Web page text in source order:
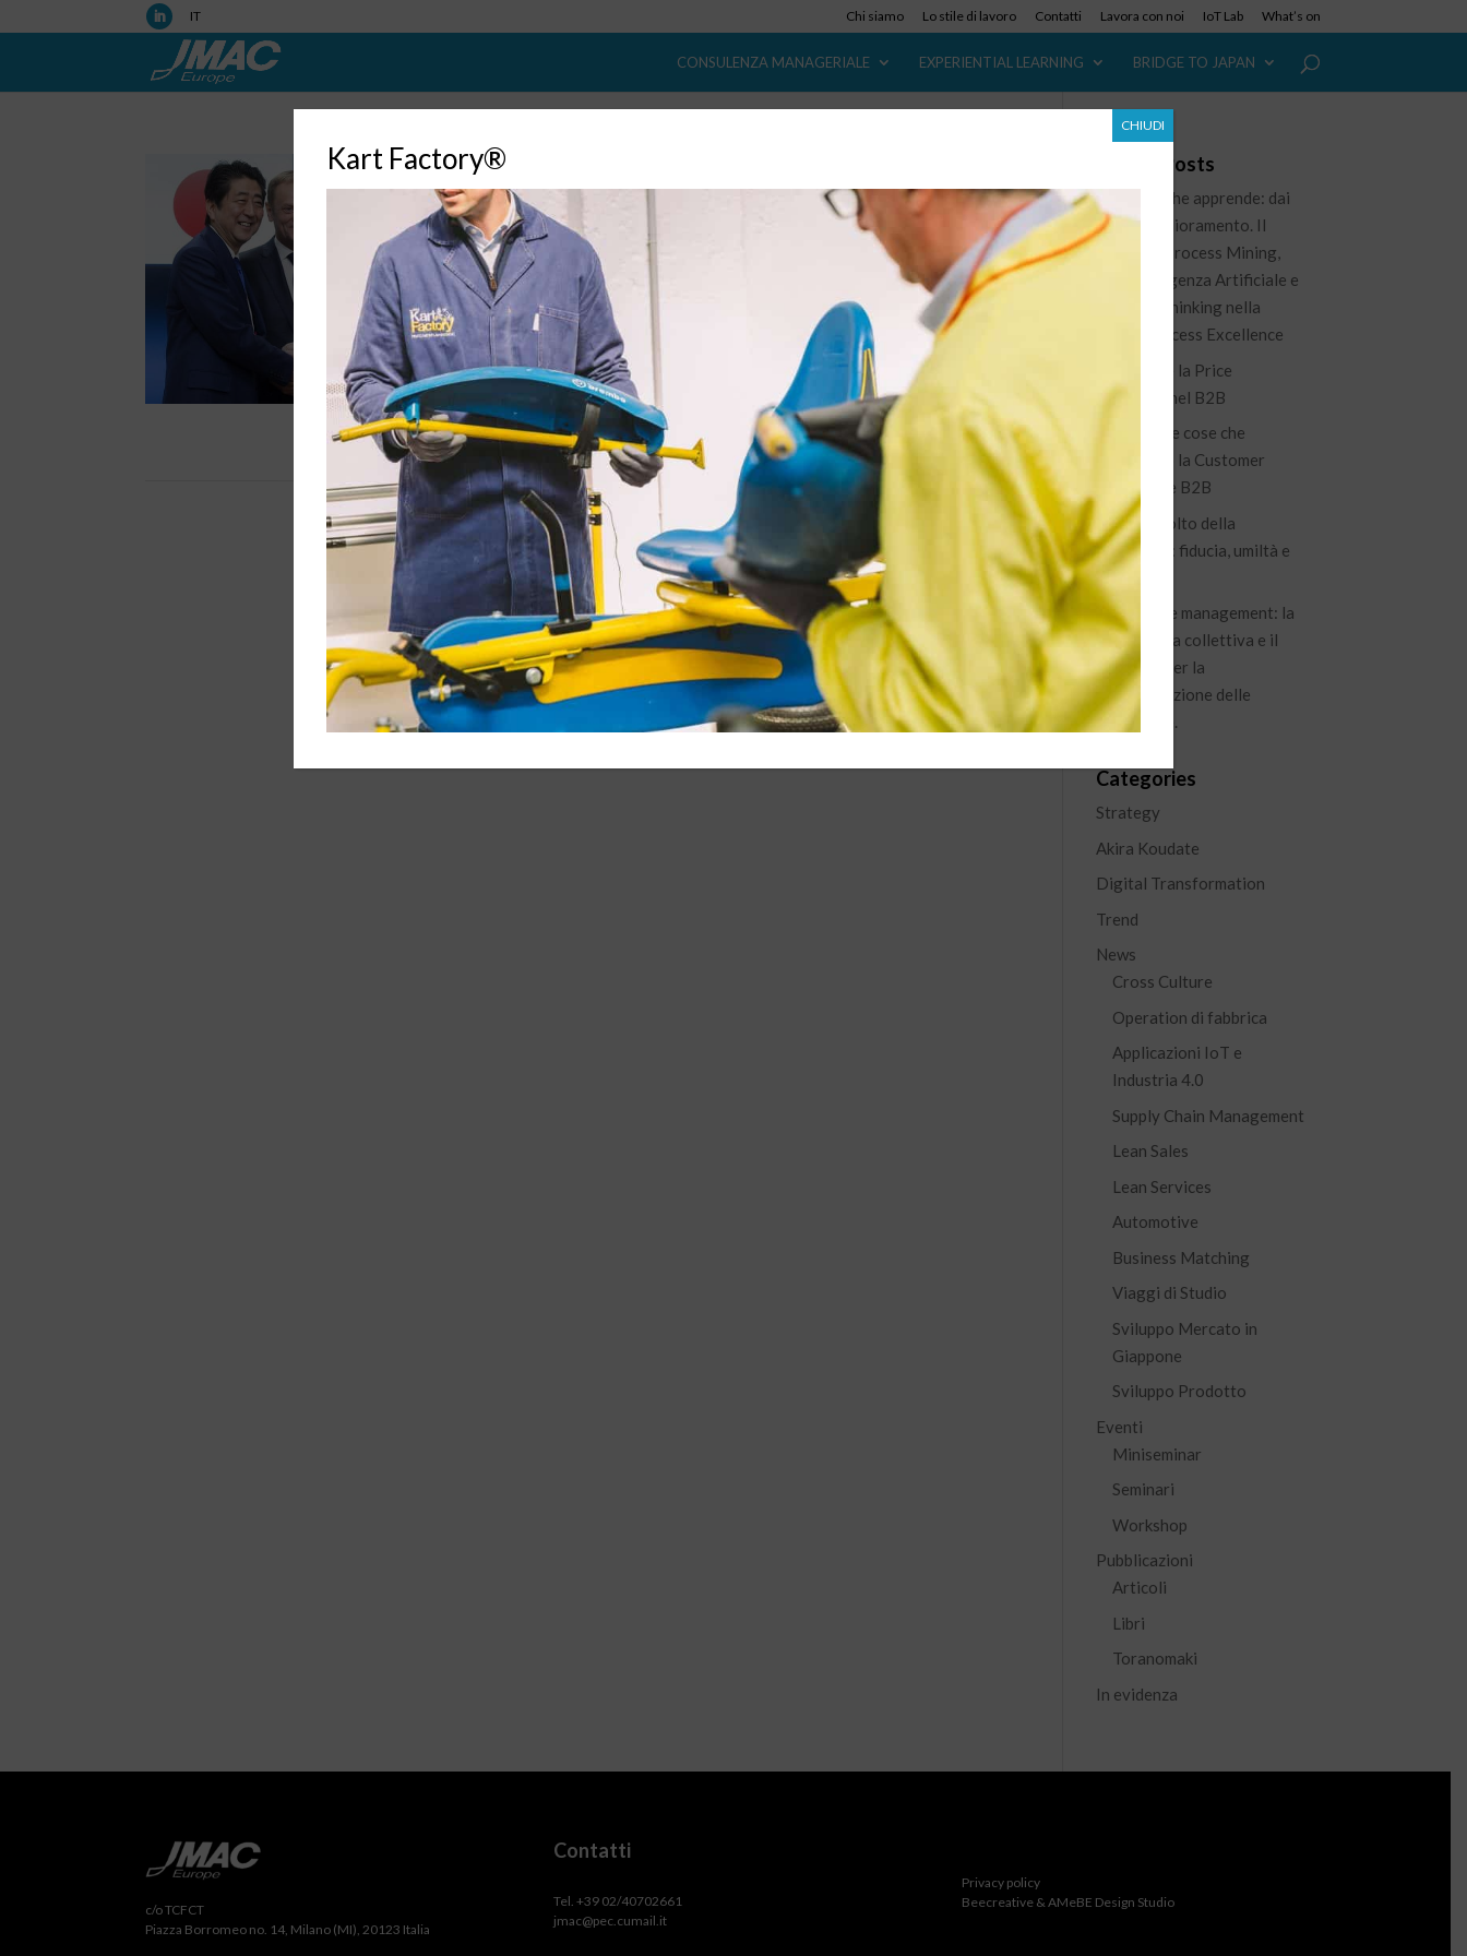
IT Chi siamo Lo stile di lavoro Contatti Lavora con noi IoT Lab What’s on
CONSULENZA MANAGERIALE EXPERIENTIAL LEARNING BRIDGE TO JAPAN
chiaro
12 Lug, 2018
Finalmente buone nuove! Evidente la soddisfazione di tutte le
parti coinvolte, sia in Europa che nel Sol Levante, per l’accordo
concluso a Bruxelles tra la commissaria UE al commercio Sig.ra
Malmstroem e il ministro per gli affari esteri giapponese dott.
Kono....
Recent Posts
L’azienda che apprende: dai
dati al miglioramento. Il
ruolo del Process Mining,
dell’Intelligenza Artificiale e
del Lean Thinking nella
nuova Process Excellence
Governare la Price
Waterfall nel B2B
100 piccole cose che
migliorano la Customer
Experience B2B
Il nuovo volto della
leadership: fiducia, umiltà e
visione
Knowledge management: la
conoscenza collettiva e il
percorso per la
capitalizzazione delle
esperienze.
Categories
Strategy
Akira Koudate
Digital Transformation
Trend
News
Cross Culture
Operation di fabbrica
Applicazioni IoT e
Industria 4.0
Supply Chain Management
Lean Sales
Lean Services
Automotive
Business Matching
Viaggi di Studio
Sviluppo Mercato in
Giappone
Sviluppo Prodotto
Eventi
Miniseminar
Seminari
Workshop
Pubblicazioni
Articoli
Libri
Toranomaki
In evidenza
c/o TCFCT
Piazza Borromeo no. 14, Milano (MI), 20123 Italia
Contatti
Tel. +39 02/40702661
jmac@pec.cumail.it
Privacy policy
Beecreative & AMeBE Design Studio
Kart Factory®
CHIUDI